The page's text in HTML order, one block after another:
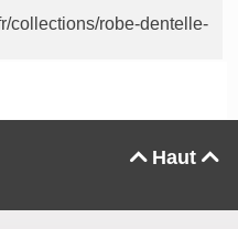
collections/robe-dentelle-
Haut 